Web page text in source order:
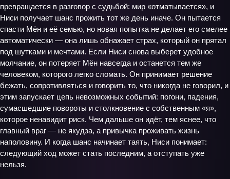
превращается в разговор с судьбой: мир «отматывается», и
Ниси получает шанс прожить тот же день иначе. Он пытается
спасти Мён и её семью, но новая попытка не делает его смелее
автоматически — она лишь обнажает страх, который он прятал
под шутками и мечтами. Если Ниси снова выберет удобное
молчание, он потеряет Мён навсегда и останется тем же
человеком, которого легко сломать. Он принимает решение
бежать, сопротивляться и говорить то, что никогда не говорил, и
этим запускает цепь невозможных событий: погони, падения,
сумасшедшие повороты и столкновение с собственным «я»,
которое ненавидит риск. Чем дальше он идёт, тем яснее, что
главный враг — не якудза, а привычка проживать жизнь
наполовину. И когда шанс начинает таять, Ниси понимает:
следующий ход может стать последним, а отступать уже
нельзя.